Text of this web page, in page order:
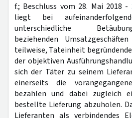
f.; Beschluss vom 28. Mai 2018 -
liegt bei
unterschiedliche
beziehenden
teilweise, Tateinheit
der objektiven
sich der Täter zu seinem
einerseits die
bezahlen und dabei zugleich
bestellte Lieferung abzuholen.
Lieferanten als verbindendes